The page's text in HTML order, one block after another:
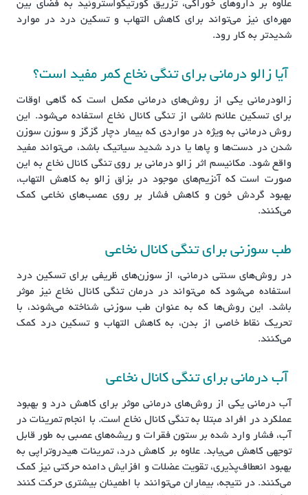
علاوه بر داروهای خوراکی، تزریق کورتیکواستروئید به فضای بین
مهره‌ای نیز می‌تواند برای کاهش التهاب و تسکین درد در موارد
شدیدتر به کار رود.
آیا زالو درمانی برای تنگی نخاع کمر مفید است؟
زالودرمانی یکی از روش‌های درمانی مکمل است که گاهی اوقات
برای تسکین علائم ناشی از تنگی کانال نخاع استفاده می‌شود. این
روش درمانی به ویژه در مواردی که بیمار دچار گزگز و سوزن سوزن
شدن در دست‌ها و پاها یا درد شدید سیاتیک باشد، می‌تواند مفید
واقع شود. مکانیسم اثر زالو درمانی بر روی تنگی کانال نخاع به این
صورت است که آنزیم‌های موجود در بزاق زالو به کاهش التهاب،
بهبود گردش خون و کاهش فشار بر روی عصب‌های نخاعی کمک
می‌کنند.
طب سوزنی برای تنگی کانال نخاعی
در روش‌های سنتی درمانی، از سوزن‌های ظریفی برای تسکین درد
استفاده می‌شود که می‌تواند در درمان تنگی کانال نخاع نیز موثر
باشد. این روش‌ها که به عنوان طب سوزنی شناخته می‌شوند، با
تحریک نقاط خاصی از بدن، به کاهش التهاب و تسکین درد کمک
می‌کنند.
آب درمانی برای تنگی کانال نخاعی
آب درمانی یکی از روش‌های درمانی موثر برای کاهش درد و بهبود
عملکرد در افراد مبتلا به تنگی کانال نخاع است. با انجام تمرینات در
آب، فشار وارد شده بر ستون فقرات و ریشه‌های عصبی به طور قابل
توجهی کاهش می‌یابد. علاوه بر کاهش درد، تمرینات هیدروتراپی به
بهبود انعطاف‌پذیری، تقویت عضلات و افزایش دامنه حرکتی نیز کمک
می‌کنند. در نتیجه، بیماران می‌توانند با اطمینان بیشتری حرکت کنند